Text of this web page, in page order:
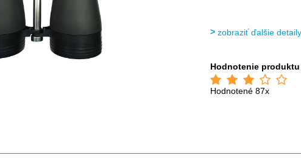
zobraziť ďalšie detaily
Hodnotenie produktu
Hodnotené 87x